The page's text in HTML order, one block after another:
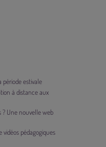
période estivale
à distance aux
Une nouvelle web
vidéos pédagogiques